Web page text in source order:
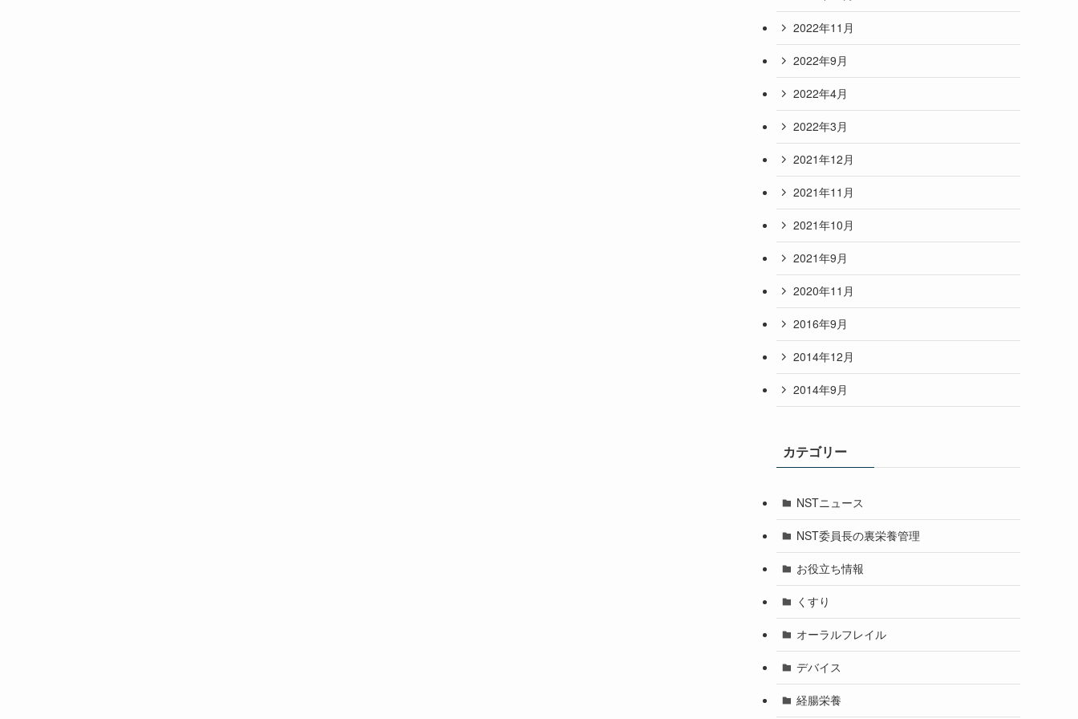
2022年11月
2022年9月
2022年4月
2022年3月
2021年12月
2021年11月
2021年10月
2021年9月
2020年11月
2016年9月
2014年12月
2014年9月
カテゴリー
NSTニュース
NST委員長の裏栄養管理
お役立ち情報
くすり
オーラルフレイル
デバイス
経腸栄養